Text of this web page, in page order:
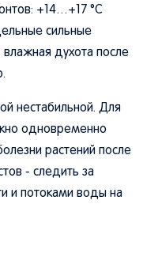
+14…+17 °C
сильные
духота после
нестабильной. Для
одновременно
растений после
- следить за
и потоками воды на